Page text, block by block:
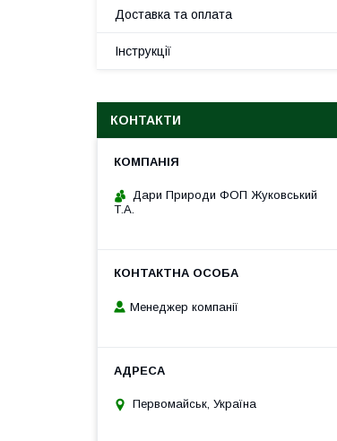
Доставка та оплата
Інструкції
КОНТАКТИ
Дари Природи ФОП Жуковський
Т.А.
Менеджер компанії
Первомайськ, Україна